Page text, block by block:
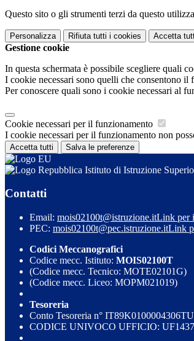
Questo sito o gli strumenti terzi da questo
Personalizza Rifiuta tutti i cookies Accetta
Gestione cookie
In questa schermata è possibile scegliere quali
I cookie necessari sono quelli che consentono
Per conoscere quali sono i cookie necessari al
Cookie necessari per il funzionamento
I cookie necessari per il funzionamento non
Accetta tutti Salva le preferenze
Istituto di Istruzione
Contatti
Email: mois02100t@istruzione.itLink per
PEC: mois02100t@pec.istruzione.itLink
Codici Meccanografici
Codice mecc. Istituto: MOIS02100T
(Codice mecc. Tecnico: MOTE02101G)
(Codice mecc. Liceo: MOPM021019)
Tesoreria
Conto Tesoreria n°
CODICE UNIVOCO UFFICIO: UF1437